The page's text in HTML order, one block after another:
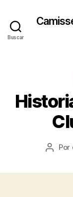
Buscar
Autor
Por